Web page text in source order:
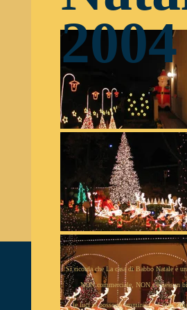
2004
Si ricorda che La casa di Babbo Natale è
NON commerciale, NON c'è nessun
le luci si possono ammirare dal